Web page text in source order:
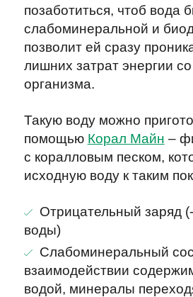
позаботиться, чтоб вода
слабоминеральной и
позволит ей сразу
лишних затрат энергии
организма.
Такую воду можно
помощью Корал Майн –
с коралловым песком,
исходную воду к таким
Отрицательный заряд
воды)
Слабоминеральный
взаимодействии
водой, минералы